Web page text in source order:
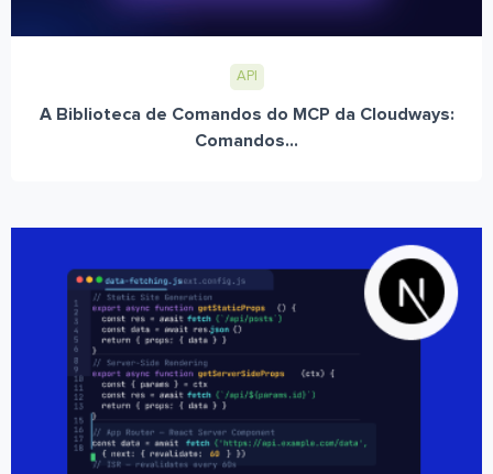
API
A Biblioteca de Comandos do MCP da Cloudways:
Comandos...